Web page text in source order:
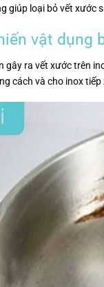
giúp loại bỏ vết xước
vật dụng
gây ra vết xước trên
cách và cho inox